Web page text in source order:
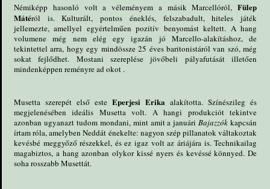
Némiképp hasonló volt a véleményem a másik Marcellóról,Fülep
Mátéról is. Kulturált, pontos éneklés, felszabadult, hiteles játék
jellemezte, amellyel egyértelműen pozitív benyomást keltett. A hang
volumene még nem elég egy igazán jó Marcello-alakításhoz, de
tekintettel arra, hogy egy mindössze 25 éves baritonistáról van szó, még
sokat fejlődhet. Mostani szereplése jövőbeli pályafutását illetően
mindenképpen reményre ad okot .
Musetta szerepét első esteEperjesi Erikaalakította. Színészileg és
megjelenésében ideális Musetta volt. A hangi produkciót tekintve
azonban ugyanazt tudom mondani, mint amit a januáriBajazzókkapcsán
írtam róla, amelyben Neddát énekelte: nagyon szép pillanatok váltakoztak
kevésbé meggyőző részekkel, és ez igaz volt az áriájára is. Technikailag
magabiztos, a hang azonban olykor kissé nyers és kevéssé könnyed. De
soha rosszabb Musettát.